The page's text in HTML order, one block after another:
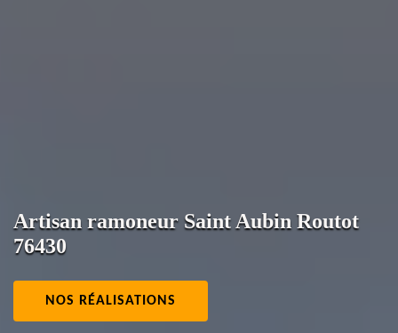
Artisan ramoneur Saint Aubin Routot
76430
NOS RÉALISATIONS